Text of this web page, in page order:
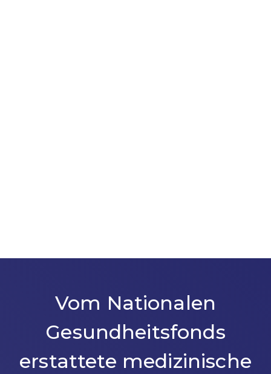
Vom Nationalen
Gesundheitsfonds
erstattete medizinische